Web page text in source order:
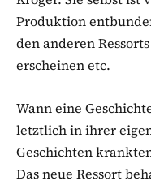
Produktion
den anderen
erscheinen etc.
Wann eine
letztlich in ihrer
Geschichten
Das neue Ressort